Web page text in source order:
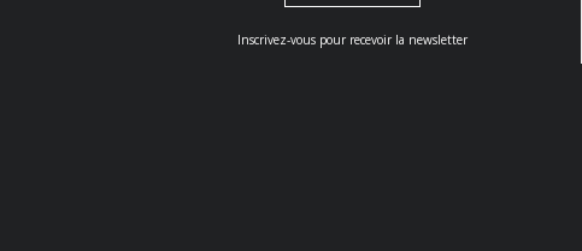
Inscrivez-vous pour recevoir la newsletter